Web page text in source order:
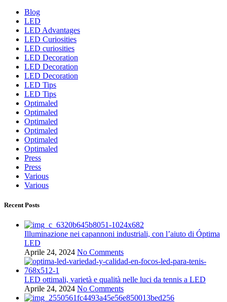
Blog
LED
LED Advantages
LED Curiosities
LED curiosities
LED Decoration
LED Decoration
LED Decoration
LED Tips
LED Tips
Optimaled
Optimaled
Optimaled
Optimaled
Optimaled
Optimaled
Press
Press
Various
Various
Recent Posts
Illuminazione nei capannoni industriali, con l’aiuto di Óptima
LED
Aprile 24, 2024 No Comments
LED ottimali, varietà e qualità nelle luci da tennis a LED
Aprile 24, 2024 No Comments